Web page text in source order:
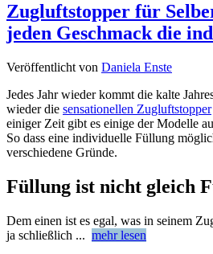
Zugluftstopper für
jeden Geschmack die
Veröffentlicht von Daniela Enste
Jedes Jahr wieder kommt die kalte
wieder die sensationellen Zugluftstopper
einiger Zeit gibt es einige der Modelle
So dass eine individuelle Füllung
verschiedene Gründe.
Füllung ist nicht gleich
Dem einen ist es egal, was in seinem
ja schließlich ... mehr lesen